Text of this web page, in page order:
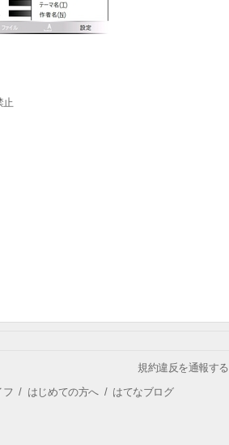
止
規約違反を通報する
フ / はじめての方へ/ はてなブログ